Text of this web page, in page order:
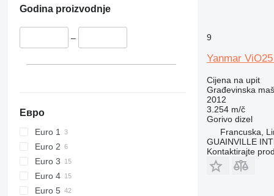
416
428
Godina proizvodnje
–
Евро
Euro 1
Euro 2
Euro 3
Euro 4
Euro 5
9
Yanmar
Cijena na upit
Građevinska
2012
3.254 m/č
Gorivo dizel
Francuska,
GUAINVILLE
Kontaktirajte